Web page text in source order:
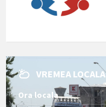
VREMEA LOCALA
Ora locala